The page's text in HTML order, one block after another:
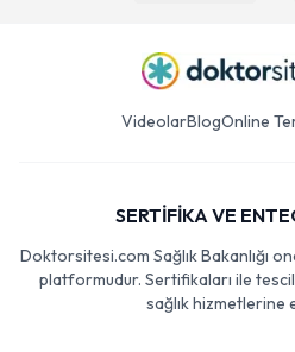
VideolarBlogOnline
SERTİFİKA VE
Doktorsitesi.com Sağlık Bakanlığı
platformudur. Sertifikaları ile
sağlık hizmetlerine